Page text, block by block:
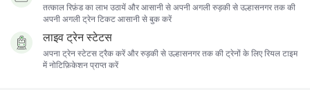
तत्काल रिफ़ंड का लाभ उठायें और आसानी से अपनी अगली रुड़की से उल्हासनगर तक की
अपनी अगली ट्रेन टिकट आसानी से बुक करें
लाइव ट्रेन स्टेटस
अपना ट्रेन स्टेटस ट्रैक करें और रुड़की से उल्हासनगर तक की ट्रेनों के लिए रियल टाइम
में नोटिफ़िकेशन प्राप्त करें